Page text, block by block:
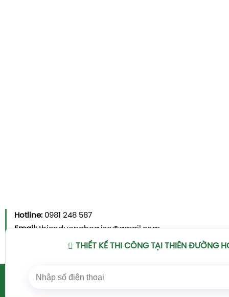
Hotline: 0981 248 587
Email:thienduonghoa.jsc@gmail.com
THIẾT KẾ THI CÔNG TẠI THIÊN ĐƯỜNG